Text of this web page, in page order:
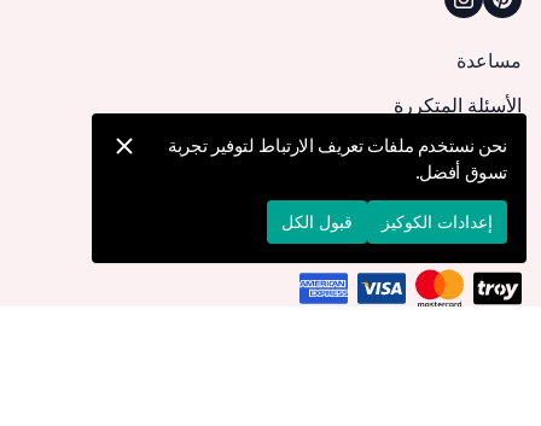
مساعدة
الأسئلة المتكررة
كيف يمكنني تقديم طلب؟
الشحن والتوصيل
الإرجاع والإلغاء
نحن نستخدم ملفات تعريف الارتباط لتوفير تجربة
تسوق أفضل.
إعدادات الكوكيز قبول الكل